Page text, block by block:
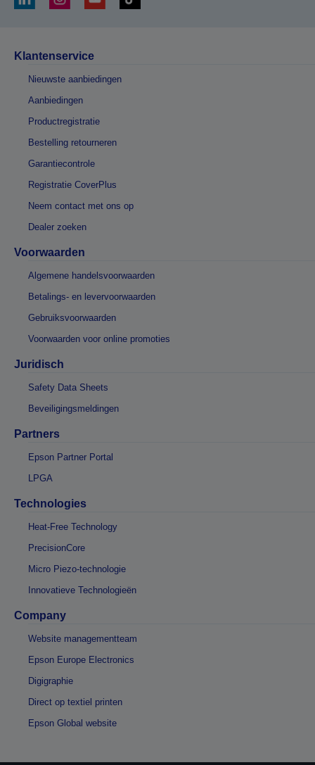
Klantenservice
Nieuwste aanbiedingen
Aanbiedingen
Productregistratie
Bestelling retourneren
Garantiecontrole
Registratie CoverPlus
Neem contact met ons op
Dealer zoeken
Voorwaarden
Algemene handelsvoorwaarden
Betalings- en levervoorwaarden
Gebruiksvoorwaarden
Voorwaarden voor online promoties
Juridisch
Safety Data Sheets
Beveiligingsmeldingen
Partners
Epson Partner Portal
LPGA
Technologies
Heat-Free Technology
PrecisionCore
Micro Piezo-technologie
Innovatieve Technologieën
Company
Website managementteam
Epson Europe Electronics
Digigraphie
Direct op textiel printen
Epson Global website